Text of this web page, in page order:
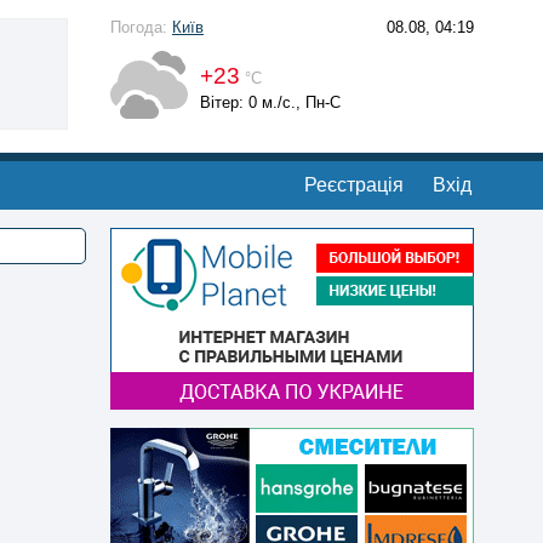
Погода: Київ 08.08, 04:19
+23 °С
Вітер: 0 м./с., Пн-С
Реєстрація Вхід